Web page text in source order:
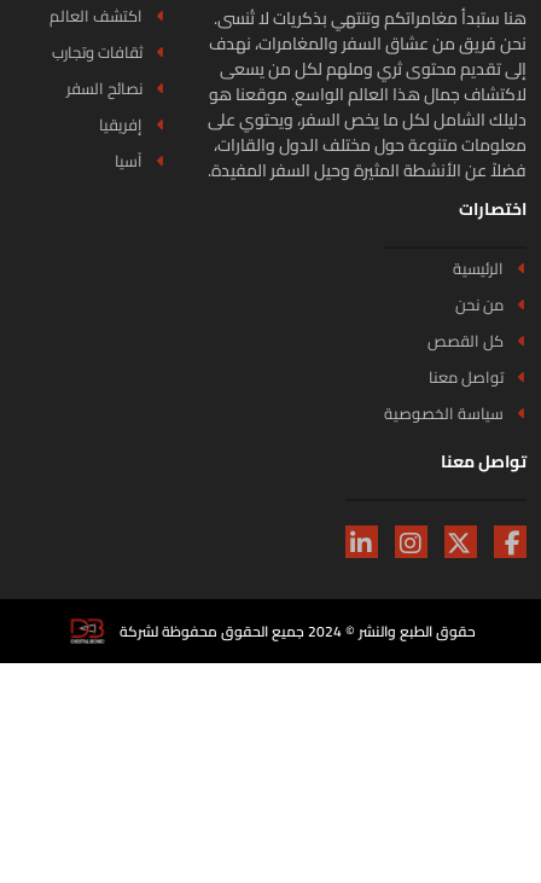
ستبدأ مغامراتكم وتنتهي بذكريات لا تُنسى.
فريق من عشاق السفر والمغامرات، نهدف
تقديم محتوى ثري وملهم لكل من يسعى
جمال هذا العالم الواسع. موقعنا هو
الشامل لكل ما يخص السفر، ويحتوي على
متنوعة حول مختلف الدول والقارات،
عن الأنشطة المثيرة وحيل السفر المفيدة.
اكتشف العالم
ثقافات وتجارب
نصائح السفر
إفريقيا
آسيا
الرئيسية
من نحن
كل القصص
تواصل معنا
سياسة الخصوصية
معنا
حقوق الطبع والنشر © 2024 جميع الحقوق محفوظة لشركة